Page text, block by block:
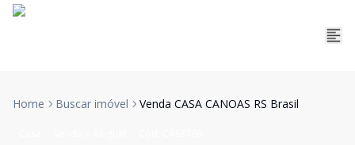
Home Buscar imóvel Venda CASA CANOAS RS Brasil